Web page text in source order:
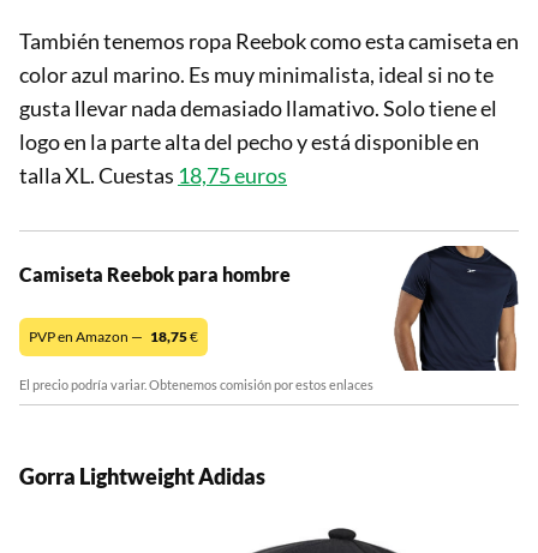
También tenemos ropa Reebok como esta camiseta en
color azul marino. Es muy minimalista, ideal si no te
gusta llevar nada demasiado llamativo. Solo tiene el
logo en la parte alta del pecho y está disponible en
talla XL. Cuestas 18,75 euros
Camiseta Reebok para hombre
PVP en Amazon — 18,75€
El precio podría variar. Obtenemos comisión por estos enlaces
Gorra Lightweight Adidas